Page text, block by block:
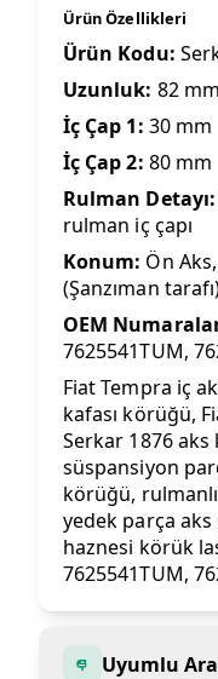
Ürün Özellikleri
Ürün Kodu:
Uzunluk: 82 mm
İç Çap 1: 30 mm
İç Çap 2: 80 mm
Rulman Detayı:
rulman iç çapı
Konum: Ön
(Şanzıman
OEM
7625541TUM,
Fiat Tempra iç
kafası körüğü,
Serkar 1876
süspansiyon
körüğü,
yedek parça aks
haznesi körük
7625541TUM,
Uyumlu